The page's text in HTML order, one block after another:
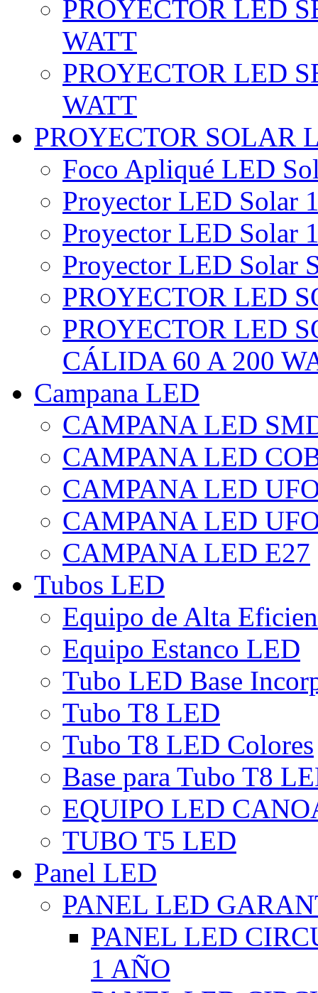
PROYECTOR LED
WATT
PROYECTOR LED
WATT
PROYECTOR SOLAR
Foco Apliqué LED
Proyector LED Solar
Proyector LED Solar
Proyector LED Solar
PROYECTOR LED
PROYECTOR LED
CÁLIDA 60 A 200
Campana LED
CAMPANA LED
CAMPANA LED
CAMPANA LED
CAMPANA LED
CAMPANA LED E27
Tubos LED
Equipo de Alta
Equipo Estanco LED
Tubo LED Base
Tubo T8 LED
Tubo T8 LED Colores
Base para Tubo T8
EQUIPO LED
TUBO T5 LED
Panel LED
PANEL LED
PANEL LED
1 AÑO